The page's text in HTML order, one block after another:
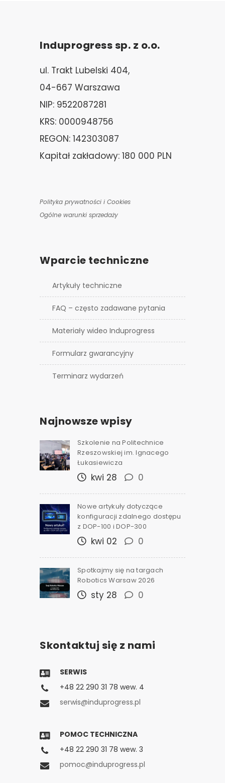
Induprogress sp. z o.o.
ul. Trakt Lubelski 404,
04-667 Warszawa
NIP: 9522087281
KRS: 0000948756
REGON: 142303087
Kapitał zakładowy: 180 000 PLN
Polityka prywatności i Cookies
Ogólne warunki sprzedaży
Wparcie techniczne
Artykuły techniczne
FAQ – często zadawane pytania
Materiały wideo Induprogress
Formularz gwarancyjny
Terminarz wydarzeń
Najnowsze wpisy
Szkolenie na Politechnice
Rzeszowskiej im. Ignacego
Łukasiewicza
kwi 28 0
Nowe artykuły dotyczące
konfiguracji zdalnego dostępu
z DOP-100 i DOP-300
kwi 02 0
Spotkajmy się na targach
Robotics Warsaw 2026
sty 28 0
Skontaktuj się z nami
SERWIS
+48 22 290 31 78 wew. 4
serwis@induprogress.pl
POMOC TECHNICZNA
+48 22 290 31 78 wew. 3
pomoc@induprogress.pl